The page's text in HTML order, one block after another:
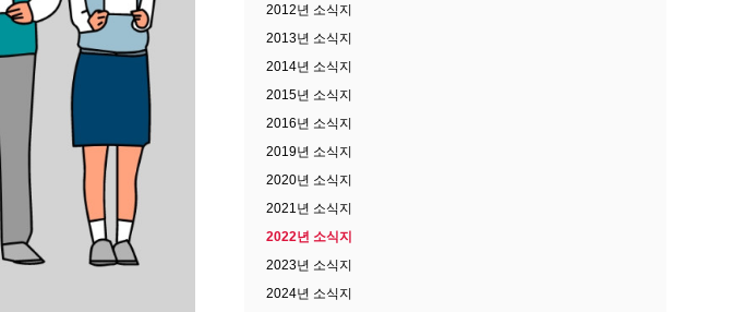
2012년 소식지
2013년 소식지
2014년 소식지
2015년 소식지
2016년 소식지
2019년 소식지
2020년 소식지
2021년 소식지
2022년 소식지
2023년 소식지
2024년 소식지